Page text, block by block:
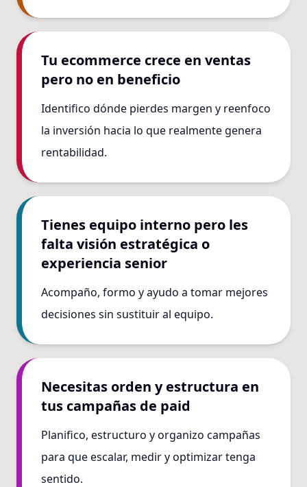
Tu ecommerce crece en ventas
pero no en beneficio
Identifico dónde pierdes margen y reenfoco
la inversión hacia lo que realmente genera
rentabilidad.
Tienes equipo interno pero les
falta visión estratégica o
experiencia senior
Acompaño, formo y ayudo a tomar mejores
decisiones sin sustituir al equipo.
Necesitas orden y estructura en
tus campañas de paid
Planifico, estructuro y organizo campañas
para que escalar, medir y optimizar tenga
sentido.